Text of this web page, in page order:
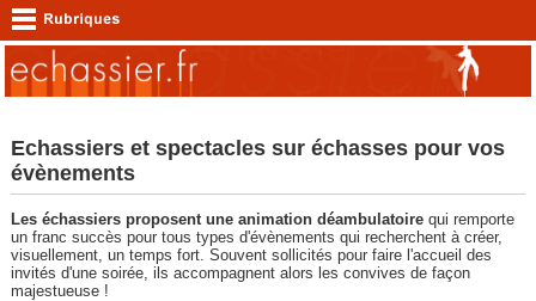
Echassiers et spectacles sur échasses pour vos
évènements
Les échassiers proposent une animation déambulatoirequi remporte
un franc succès pour tous types d'évènements qui recherchent à créer,
visuellement, un temps fort. Souvent sollicités pour faire l'accueil des
invités d'une soirée, ils accompagnent alors les convives de façon
majestueuse !